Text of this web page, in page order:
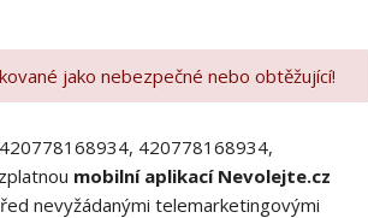
jako nebezpečné nebo obtěžující!
420778168934,
mobilní aplikací Nevolejte.cz
nevyžádanými telemarketingovými